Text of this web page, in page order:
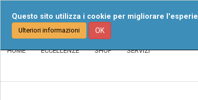
Questo sito utilizza i cookie per migliorare
Ulteriori informazioni OK
HOME ECCELLENZE SHOP SERVIZI